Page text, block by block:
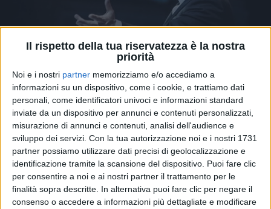
Il rispetto della tua riservatezza è la nostra
priorità
Noi e i nostri partner memorizziamo e/o accediamo a
informazioni su un dispositivo, come i cookie, e trattiamo dati
personali, come identificatori univoci e informazioni standard
inviate da un dispositivo per annunci e contenuti personalizzati,
misurazione di annunci e contenuti, analisi dell'audience e
sviluppo dei servizi. Con la tua autorizzazione noi e i nostri 1731
partner possiamo utilizzare dati precisi di geolocalizzazione e
identificazione tramite la scansione del dispositivo. Puoi fare clic
per consentire a noi e ai nostri partner il trattamento per le
finalità sopra descritte. In alternativa puoi fare clic per negare il
consenso o accedere a informazioni più dettagliate e modificare
MUSICA E CINEMA 26 nov 2021
"The Best Movie Soundtracks - Vol. 1": il
nuovo album di Bruno Santori
Il disco è un viaggio tra le colonne sonore più amate
della storia del cinema, eseguite dalla Mediterranean
Orchestra con la direzione del Maestro